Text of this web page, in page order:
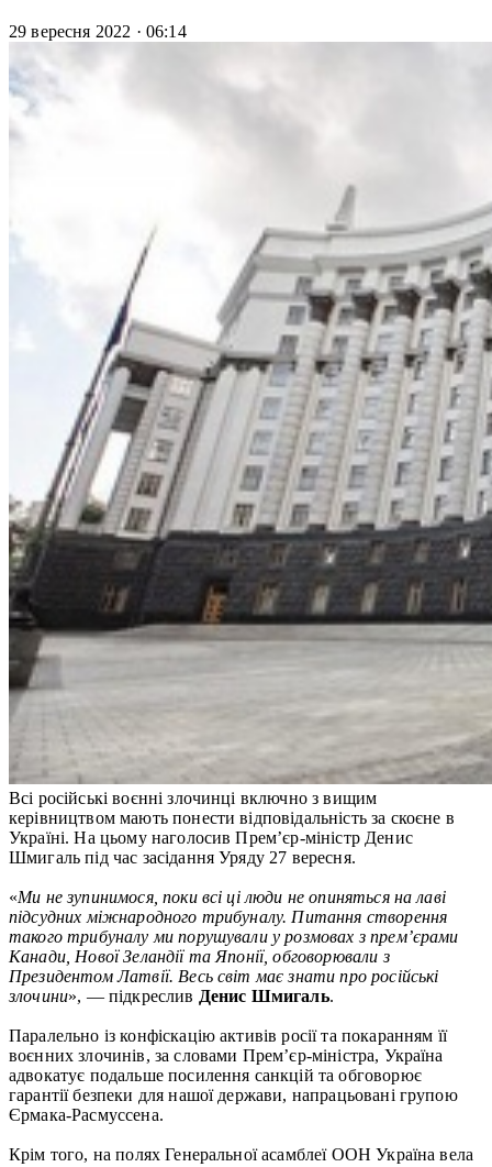
29 вересня 2022 · 06:14
Всі російські воєнні злочинці включно з вищим
керівництвом мають понести відповідальність за скоєне в
Україні. На цьому наголосив Прем’єр-міністр Денис
Шмигаль під час засідання Уряду 27 вересня.
«Ми не зупинимося, поки всі ці люди не опиняться на лаві
підсудних міжнародного трибуналу. Питання створення
такого трибуналу ми порушували у розмовах з прем’єрами
Канади, Нової Зеландії та Японії, обговорювали з
Президентом Латвії. Весь світ має знати про російські
злочини», — підкреслив Денис Шмигаль.
Паралельно із конфіскацію активів росії та покаранням її
воєнних злочинів, за словами Прем’єр-міністра, Україна
адвокатує подальше посилення санкцій та обговорює
гарантії безпеки для нашої держави, напрацьовані групою
Єрмака-Расмуссена.
Крім того, на полях Генеральної асамблеї ООН Україна вела